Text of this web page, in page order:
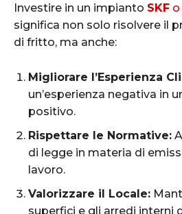
Investire in un impianto SKF o
significa non solo risolvere il
di fritto, ma anche:
Migliorare l’Esperienza
un’esperienza negativa in
positivo.
Rispettare le Normative:
di legge in materia di
lavoro.
Valorizzare il Locale:
superfici e gli arredi interni